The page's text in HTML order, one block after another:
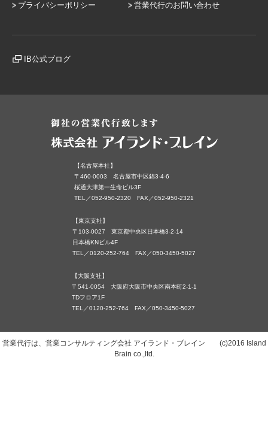
プライバシーポリシー 営業代行のお問い合わせ
IB公式ブログ
【名古屋本社】
〒460-0003 名古屋市中区錦3-4-6
桜通大津第一生命ビル3F
TEL／052-950-2320 FAX／052-950-2321
【東京支社】
〒103-0027 東京都中央区日本橋3-2-14
日本橋KNビル4F
TEL／0120-252-764 FAX／050-3450-5027
【大阪支社】
〒541-0054 大阪府大阪市中央区南本町2-1-1
TDフロア1F
TEL／0120-252-764 FAX／050-3450-5027
営業代行は、営業コンサルティング会社 アイランド・ブレイン (c)2016 Island
Brain co.,ltd.